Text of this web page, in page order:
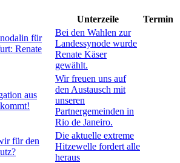
Unterzeile Termin
für
Renate
Bei den Wahlen zur
Landessynode wurde
Renate Käser
gewählt.
aus
Wir freuen uns auf
den Austausch mit
unseren
Partnergemeinden in
Rio de Janeiro.
für den
Die aktuelle extreme
Hitzewelle fordert alle
heraus